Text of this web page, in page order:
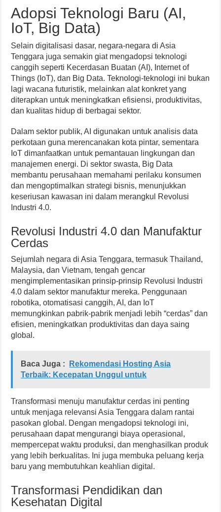
Adopsi Teknologi Baru (AI,
IoT, Big Data)
Selain digitalisasi dasar, negara-negara di Asia
Tenggara juga semakin giat mengadopsi teknologi
canggih seperti Kecerdasan Buatan (AI), Internet of
Things (IoT), dan Big Data. Teknologi-teknologi ini bukan
lagi wacana futuristik, melainkan alat konkret yang
diterapkan untuk meningkatkan efisiensi, produktivitas,
dan kualitas hidup di berbagai sektor.
Dalam sektor publik, AI digunakan untuk analisis data
perkotaan guna merencanakan kota pintar, sementara
IoT dimanfaatkan untuk pemantauan lingkungan dan
manajemen energi. Di sektor swasta, Big Data
membantu perusahaan memahami perilaku konsumen
dan mengoptimalkan strategi bisnis, menunjukkan
keseriusan kawasan ini dalam merangkul Revolusi
Industri 4.0.
Revolusi Industri 4.0 dan Manufaktur
Cerdas
Sejumlah negara di Asia Tenggara, termasuk Thailand,
Malaysia, dan Vietnam, tengah gencar
mengimplementasikan prinsip-prinsip Revolusi Industri
4.0 dalam sektor manufaktur mereka. Penggunaan
robotika, otomatisasi canggih, AI, dan IoT
memungkinkan pabrik-pabrik menjadi lebih “cerdas” dan
efisien, meningkatkan produktivitas dan daya saing
global.
Baca Juga :
Rekomendasi Hosting Asia
Terbaik: Kecepatan Unggul untuk
Transformasi menuju manufaktur cerdas ini penting
untuk menjaga relevansi Asia Tenggara dalam rantai
pasokan global. Dengan mengadopsi teknologi ini,
perusahaan dapat mengurangi biaya operasional,
mempercepat waktu produksi, dan menghasilkan produk
yang lebih berkualitas. Ini juga membuka peluang kerja
baru yang membutuhkan keahlian digital.
Transformasi Pendidikan dan
Kesehatan Digital